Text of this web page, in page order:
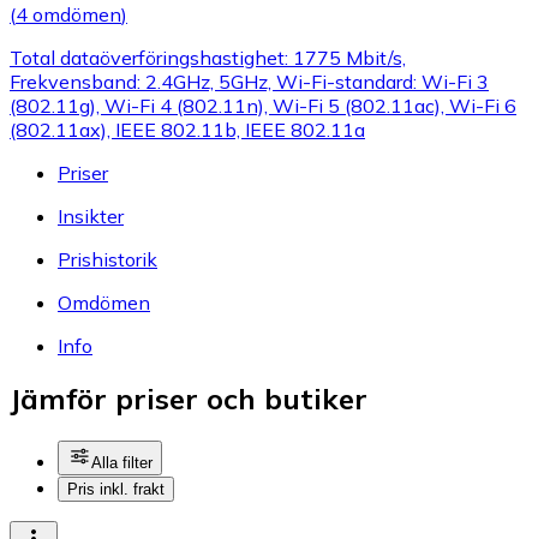
(4 omdömen)
Total dataöverföringshastighet: 1775 Mbit/s,
Frekvensband: 2.4GHz, 5GHz, Wi-Fi-standard: Wi-Fi 3
(802.11g), Wi-Fi 4 (802.11n), Wi-Fi 5 (802.11ac), Wi-Fi 6
(802.11ax), IEEE 802.11b, IEEE 802.11a
Priser
Insikter
Prishistorik
Omdömen
Info
Jämför priser och butiker
Alla filter
Pris inkl. frakt